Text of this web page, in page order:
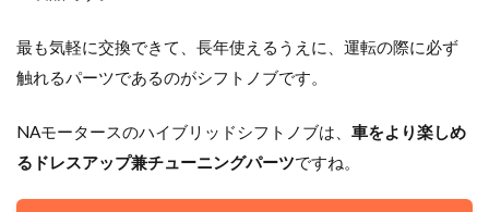
最も気軽に交換できて、長年使えるうえに、運転の際に必ず
触れるパーツであるのがシフトノブです。
NAモータースのハイブリッドシフトノブは、 車をより楽しめ
るドレスアップ兼チューニングパーツですね。